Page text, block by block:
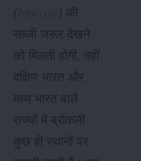
(
) की
सब्जी जरूर देखने
को मिलती होगी, वहीं
दक्षिण भारत और
मध्य भारत वाले
राज्यों में ब्रोकली
कुछ ही स्थानों पर